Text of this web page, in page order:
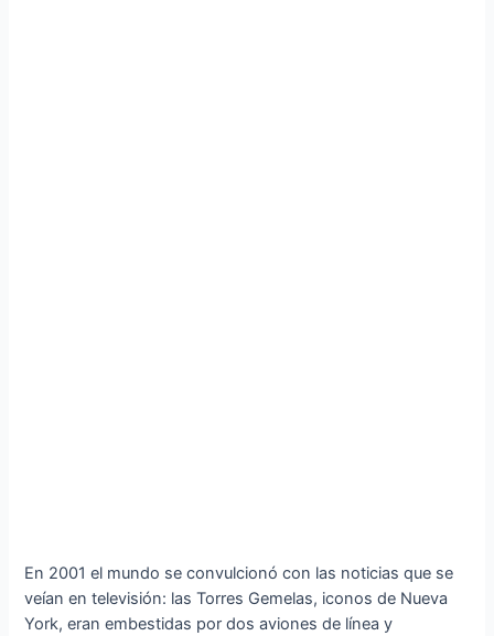
En 2001 el mundo se convulcionó con las noticias que se
veían en televisión: las Torres Gemelas, iconos de Nueva
York, eran embestidas por dos aviones de línea y